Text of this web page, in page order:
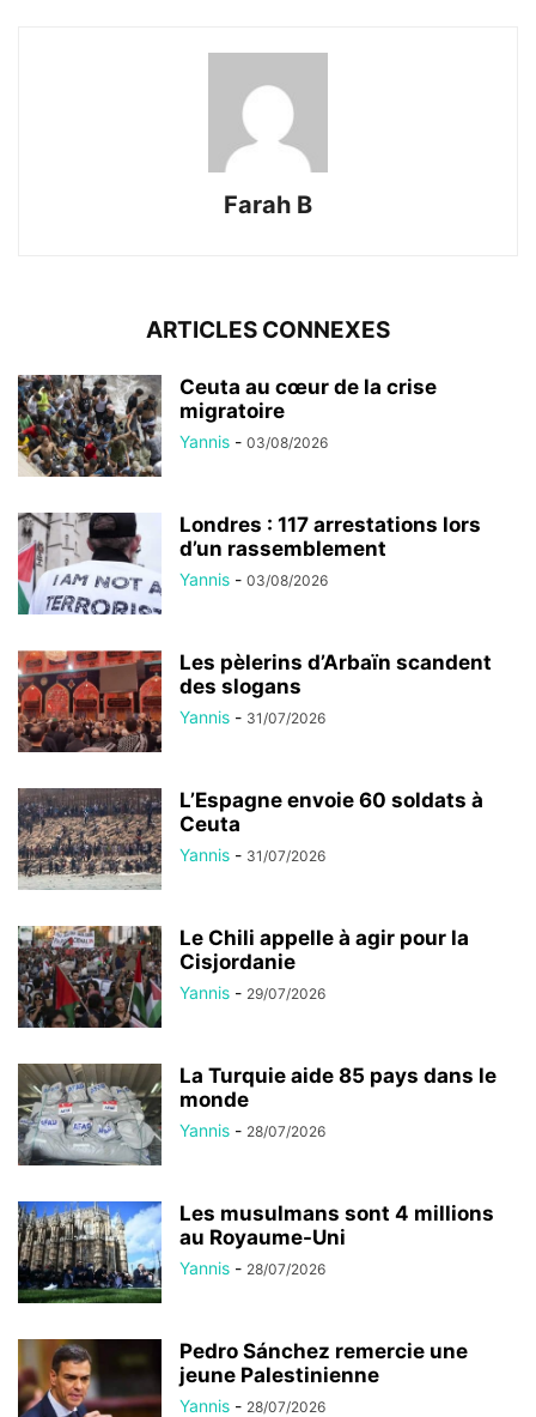
Farah B
ARTICLES CONNEXES
Ceuta au cœur de la crise
migratoire
Yannis - 03/08/2026
Londres : 117 arrestations lors
d’un rassemblement
Yannis - 03/08/2026
Les pèlerins d’Arbaïn scandent
des slogans
Yannis - 31/07/2026
L’Espagne envoie 60 soldats à
Ceuta
Yannis - 31/07/2026
Le Chili appelle à agir pour la
Cisjordanie
Yannis - 29/07/2026
La Turquie aide 85 pays dans le
monde
Yannis - 28/07/2026
Les musulmans sont 4 millions
au Royaume-Uni
Yannis - 28/07/2026
Pedro Sánchez remercie une
jeune Palestinienne
Yannis - 28/07/2026